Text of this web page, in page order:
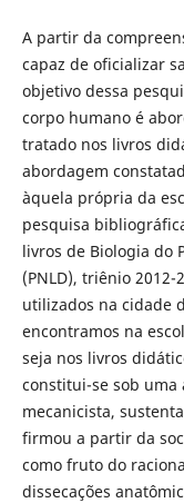
A partir da
capaz de oficializar
objetivo dessa
corpo humano é
tratado nos livros
abordagem
àquela própria da
pesquisa
livros de Biologia do
(PNLD), triênio 2012-
utilizados na cidade
encontramos na
seja nos livros
constitui-se sob uma
mecanicista,
firmou a partir da
como fruto do
dissecações